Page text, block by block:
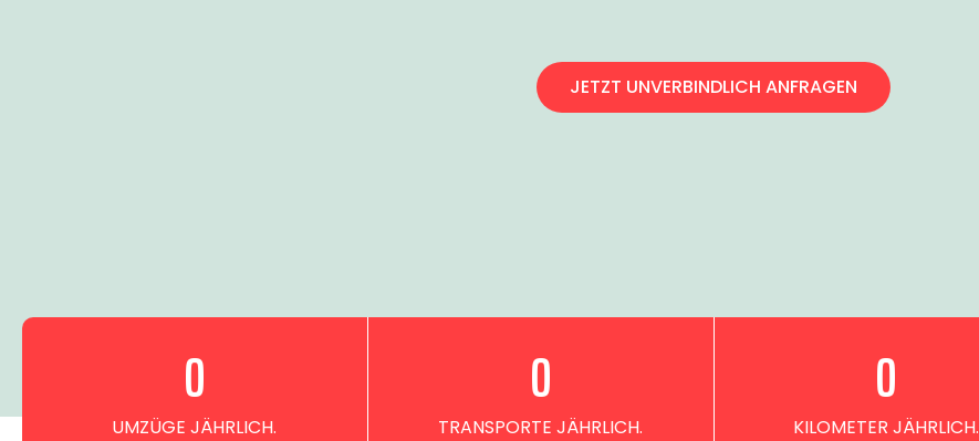
JETZT UNVERBINDLICH ANFRAGEN
UMZÜGE JÄHRLICH.
0
TRANSPORTE JÄHRLICH.
0
KILOMETER JÄHRLICH.
0